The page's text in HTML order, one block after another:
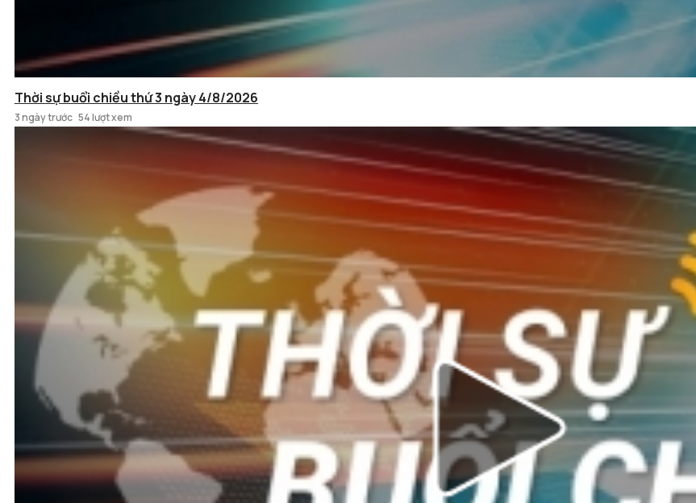
Thời sự buổi chiều thứ 3 ngày 4/8/2026
3 ngày trước 54 lượt xem